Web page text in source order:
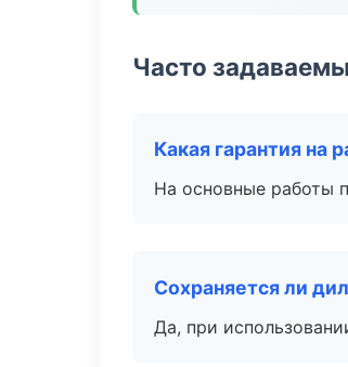
Часто
Какая гарантия на
На основные работы
Сохраняется ли
Да, при